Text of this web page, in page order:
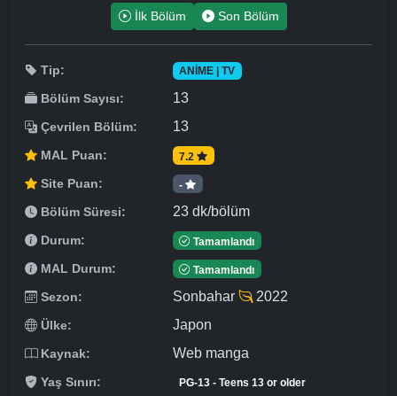
İlk Bölüm Son Bölüm
Tip: ANIME | TV
Bölüm Sayısı: 13
Çevrilen Bölüm: 13
MAL Puan: 7.2
Site Puan: -
Bölüm Süresi: 23 dk/bölüm
Durum: Tamamlandı
MAL Durum: Tamamlandı
Sezon: Sonbahar 2022
Ülke: Japon
Kaynak: Web manga
Yaş Sınırı: PG-13 - Teens 13 or older